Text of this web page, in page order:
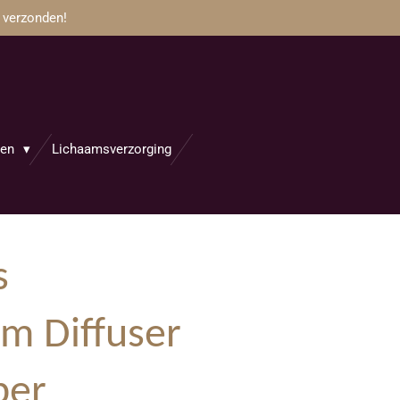
Lichaamsverzorging
Diffuser